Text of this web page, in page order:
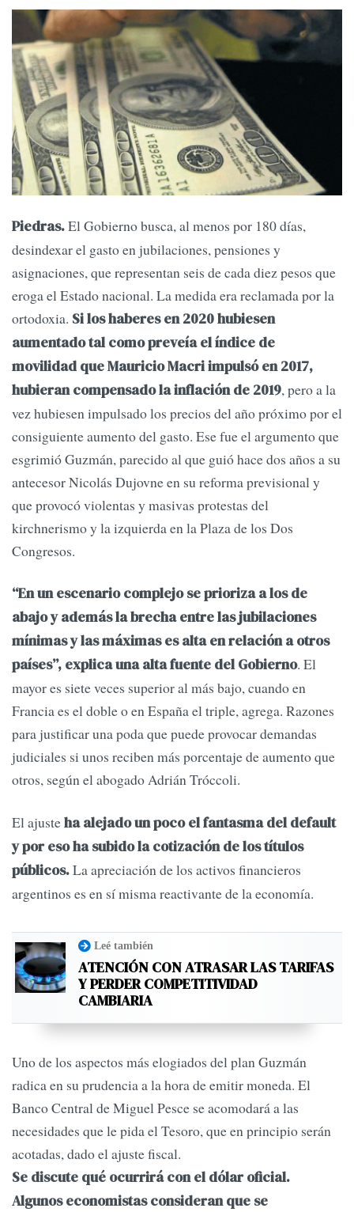
Piedras.El Gobierno busca, al menos por 180 días,
desindexar el gasto en jubilaciones, pensiones y
asignaciones, que representan seis de cada diez pesos que
eroga el Estado nacional. La medida era reclamada por la
ortodoxia. Si los haberes en 2020 hubiesen
aumentado tal como preveía el índice de
movilidad que Mauricio Macri impulsó en 2017,
hubieran compensado la inflación de 2019, pero a la
vez hubiesen impulsado los precios del año próximo por el
consiguiente aumento del gasto. Ese fue el argumento que
esgrimió Guzmán, parecido al que guió hace dos años a su
antecesor Nicolás Dujovne en su reforma previsional y
que provocó violentas y masivas protestas del
kirchnerismo y la izquierda en la Plaza de los Dos
Congresos.
“En un escenario complejo se prioriza a los de
abajo y además la brecha entre las jubilaciones
mínimas y las máximas es alta en relación a otros
países”, explica una alta fuente del Gobierno. El
mayor es siete veces superior al más bajo, cuando en
Francia es el doble o en España el triple, agrega. Razones
para justificar una poda que puede provocar demandas
judiciales si unos reciben más porcentaje de aumento que
otros, según el abogado Adrián Tróccoli.
El ajusteha alejado un poco el fantasma del default
y por eso ha subido la cotización de los títulos
públicos.La apreciación de los activos financieros
argentinos es en sí misma reactivante de la economía.
Leé también
ATENCIÓN CON ATRASAR LAS TARIFAS
Y PERDER COMPETITIVIDAD
CAMBIARIA
Uno de los aspectos más elogiados del plan Guzmán
radica en su prudencia a la hora de emitir moneda. El
Banco Central de Miguel Pesce se acomodará a las
necesidades que le pida el Tesoro, que en principio serán
acotadas, dado el ajuste fiscal.
Se discute qué ocurrirá con el dólar oficial.
Algunos economistas consideran que se